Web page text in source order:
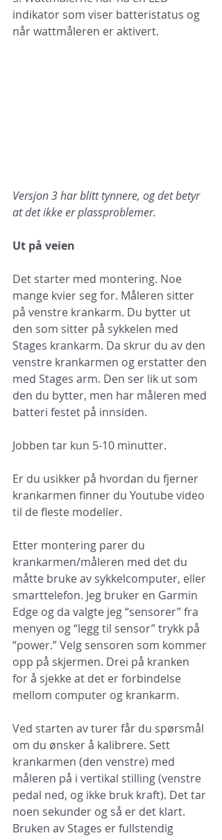
indikator som viser batteristatus og
når wattmåleren er aktivert.
Versjon 3 har blitt tynnere, og det betyr
at det ikke er plassproblemer.
Ut på veien
Det starter med montering. Noe
mange kvier seg for. Måleren sitter
på venstre krankarm. Du bytter ut
den som sitter på sykkelen med
Stages krankarm. Da skrur du av den
venstre krankarmen og erstatter den
med Stages arm. Den ser lik ut som
den du bytter, men har måleren med
batteri festet på innsiden.
Jobben tar kun 5-10 minutter.
Er du usikker på hvordan du fjerner
krankarmen finner du Youtube video
til de fleste modeller.
Etter montering parer du
krankarmen/måleren med det du
måtte bruke av sykkelcomputer, eller
smarttelefon. Jeg bruker en Garmin
Edge og da valgte jeg “sensorer” fra
menyen og “legg til sensor” trykk på
“power.” Velg sensoren som kommer
opp på skjermen. Drei på kranken
for å sjekke at det er forbindelse
mellom computer og krankarm.
Ved starten av turer får du spørsmål
om du ønsker å kalibrere. Sett
krankarmen (den venstre) med
måleren på i vertikal stilling (venstre
pedal ned, og ikke bruk kraft). Det tar
noen sekunder og så er det klart.
Bruken av Stages er fullstendig